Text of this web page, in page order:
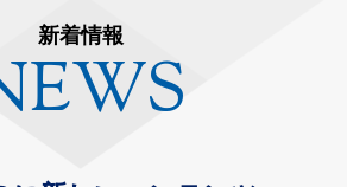
新着情報